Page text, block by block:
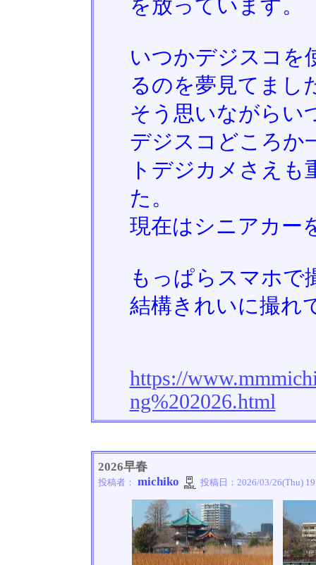
を放っています。
いつかデジスコを
るのを夢見てまし
そう思いながらい
デジスコどころか
トデジカメさえ
た。
現在はシニアカー
もっぱらスマホ
結構きれいに撮れ
https://
ng%202026.html
2026早春
投稿者： michiko 投稿日： 2026/03/26(Thu)